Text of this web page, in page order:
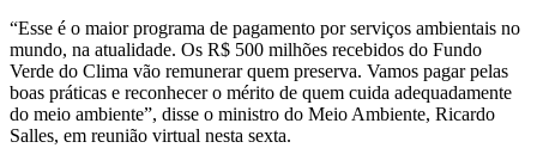
“Esse é o maior programa de pagamento por serviços ambientais no
mundo, na atualidade. Os R$ 500 milhões recebidos do Fundo
Verde do Clima vão remunerar quem preserva. Vamos pagar pelas
boas práticas e reconhecer o mérito de quem cuida adequadamente
do meio ambiente”, disse o ministro do Meio Ambiente, Ricardo
Salles, em reunião virtual nesta sexta.